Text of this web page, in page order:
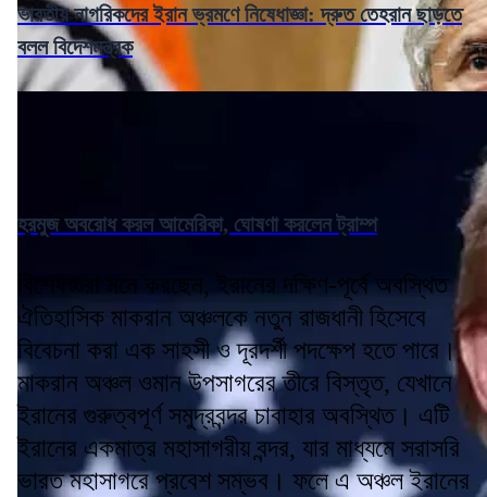
ভারতীয় নাগরিকদের ইরান ভ্রমণে নিষেধাজ্ঞা: দ্রুত তেহরান ছাড়তে
বলল বিদেশমন্ত্রক
হরমুজ অবরোধ করল আমেরিকা, ঘোষণা করলেন ট্রাম্প
বিশেষজ্ঞরা মনে করছেন, ইরানের দক্ষিণ-পূর্বে অবস্থিত
ঐতিহাসিক মাকরান অঞ্চলকে নতুন রাজধানী হিসেবে
বিবেচনা করা এক সাহসী ও দূরদর্শী পদক্ষেপ হতে পারে।
মাকরান অঞ্চল ওমান উপসাগরের তীরে বিস্তৃত, যেখানে
ইরানের গুরুত্বপূর্ণ সমুদ্রবন্দর চাবাহার অবস্থিত। এটি
ইরানের একমাত্র মহাসাগরীয় বন্দর, যার মাধ্যমে সরাসরি
ভারত মহাসাগরে প্রবেশ সম্ভব। ফলে এ অঞ্চল ইরানের